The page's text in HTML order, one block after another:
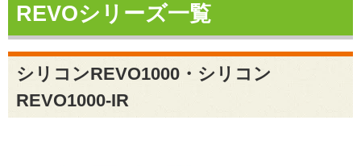
REVOシリーズ一覧
シリコンREVO1000・シリコン
REVO1000-IR